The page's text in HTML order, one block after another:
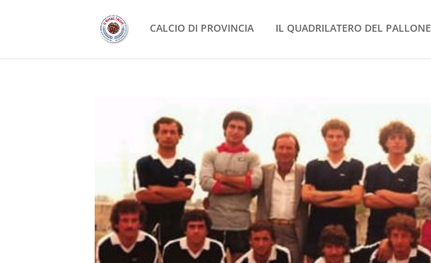
CALCIO DI PROVINCIA IL QUADRILATERO DEL PALLONE